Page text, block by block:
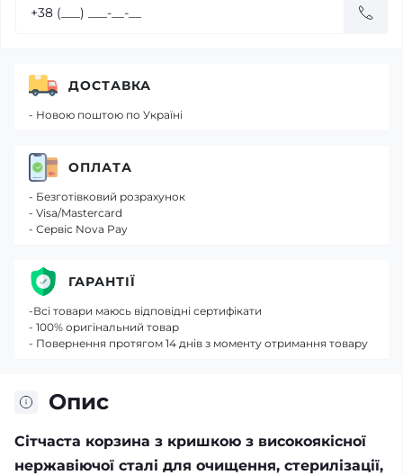
Опис
Сітчаста корзина з кришкою з високоякісної
нержавіючої сталі для очищення, стерилізації,
ДОСТАВКА
- Новою поштою по Україні
ОПЛАТА
- Безготівковий розрахунок
- Visa/Mastercard
- Сервіс Nova Pay
ГАРАНТІЇ
-Всі товари маюсь відповідні сертифікати
- 100% оригінальний товар
- Повернення протягом 14 днів з моменту отримання товару